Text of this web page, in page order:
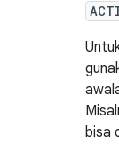
bisa